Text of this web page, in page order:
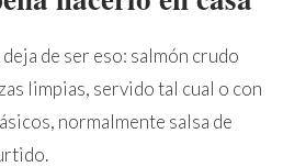
deja de ser eso: salmón crudo
limpias, servido tal cual o con
normalmente salsa de